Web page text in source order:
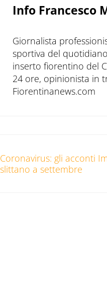
Info Francesco
Giornalista
sportiva del
inserto fiorentino del
24 ore, opinionista in
Fiorentinanews.com
Coronavirus: gli acconti
slittano a settembre